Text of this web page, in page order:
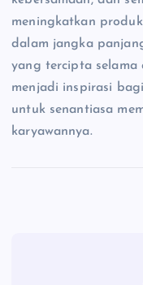
meningkatkan
dalam jangka
yang tercipta
menjadi inspirasi
untuk senantiasa
karyawannya.